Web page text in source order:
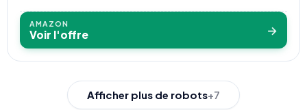
AMAZON
Voir l'offre →
Afficher plus de robots+7